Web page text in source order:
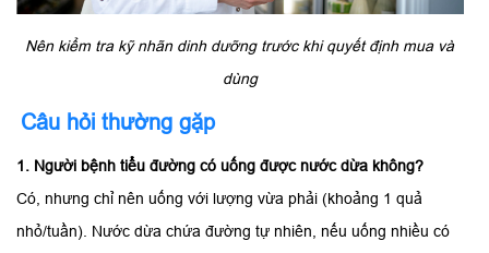
Nên kiểm tra kỹ nhãn dinh dưỡng trước khi quyết định mua và
dùng
Câu hỏi thường gặp
1. Người bệnh tiểu đường có uống được nước dừa không?
Có, nhưng chỉ nên uống với lượng vừa phải (khoảng 1 quả
nhỏ/tuần). Nước dừa chứa đường tự nhiên, nếu uống nhiều có